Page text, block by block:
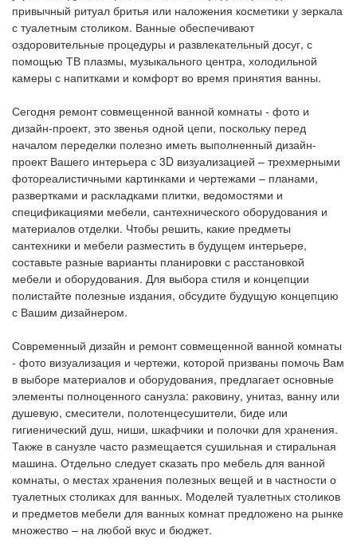
привычный ритуал бритья или наложения косметики у зеркала
с туалетным столиком. Ванные обеспечивают
оздоровительные процедуры и развлекательный досуг, с
помощью ТВ плазмы, музыкального центра, холодильной
камеры с напитками и комфорт во время принятия ванны.
Сегодня ремонт совмещенной ванной комнаты - фото и
дизайн-проект, это звенья одной цепи, поскольку перед
началом переделки полезно иметь выполненный дизайн-
проект Вашего интерьера с 3D визуализацией – трехмерными
фотореалистичными картинками и чертежами – планами,
развертками и раскладками плитки, ведомостями и
спецификациями мебели, сантехнического оборудования и
материалов отделки. Чтобы решить, какие предметы
сантехники и мебели разместить в будущем интерьере,
составьте разные варианты планировки с расстановкой
мебели и оборудования. Для выбора стиля и концепции
полистайте полезные издания, обсудите будущую концепцию
с Вашим дизайнером.
Современный дизайн и ремонт совмещенной ванной комнаты
- фото визуализация и чертежи, которой призваны помочь Вам
в выборе материалов и оборудования, предлагает основные
элементы полноценного санузла: раковину, унитаз, ванну или
душевую, смесители, полотенцесушители, биде или
гигиенический душ, ниши, шкафчики и полочки для хранения.
Также в санузле часто размещается сушильная и стиральная
машина. Отдельно следует сказать про мебель для ванной
комнаты, о местах хранения полезных вещей и в частности о
туалетных столиках для ванных. Моделей туалетных столиков
и предметов мебели для ванных комнат предложено на рынке
множество – на любой вкус и бюджет.